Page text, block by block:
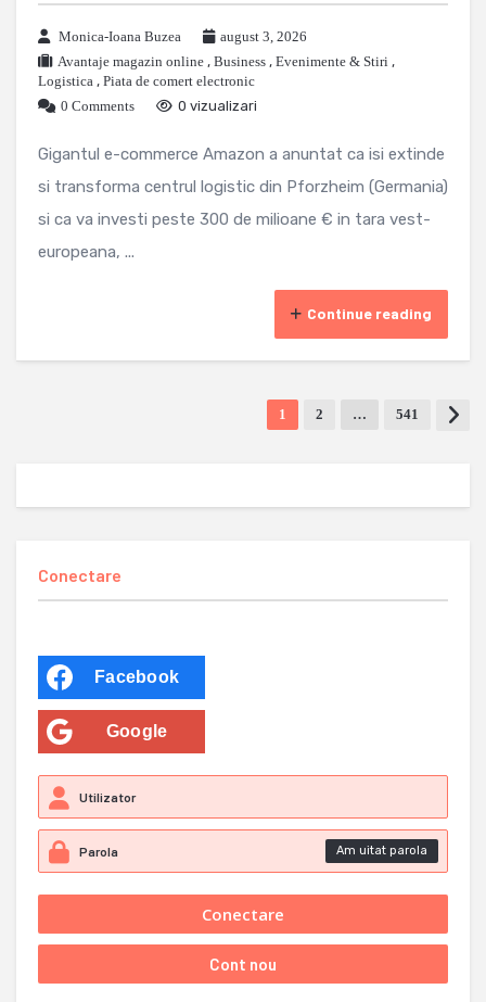
Monica-Ioana Buzea
august 3, 2026
Avantaje magazin online , Business , Evenimente & Stiri ,
Logistica , Piata de comert electronic
0 Comments
0 vizualizari
Gigantul e-commerce Amazon a anuntat ca isi extinde
si transforma centrul logistic din Pforzheim (Germania)
si ca va investi peste 300 de milioane € in tara vest-
europeana, ...
Continue reading
1 2 … 541
Conectare
Facebook
Google
Am uitat parola